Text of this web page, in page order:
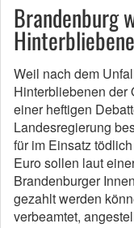
Brandenburg
Weil nach dem
Hinterbliebenen der
einer heftigen
Landesregierung
für im Einsatz
Euro sollen laut
Brandenburger
gezahlt werden
verbeamtet,